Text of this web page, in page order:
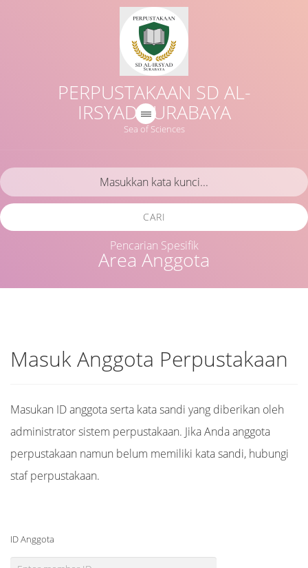
PERPUSTAKAAN SD AL-
IRSYAD SURABAYA
Sea of Sciences
Area Anggota
CARI
Pencarian Spesifik
Masuk Anggota Perpustakaan
Masukan ID anggota serta kata sandi yang diberikan oleh
administrator sistem perpustakaan. Jika Anda anggota
perpustakaan namun belum memiliki kata sandi, hubungi
staf perpustakaan.
ID Anggota